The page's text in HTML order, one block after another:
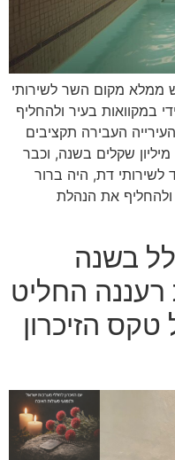
ממלא מקום השר לשירותי
במקוואות בעיר ולהחליף
העבירה תקציבים
משמעותיים למועצה, בהיקף של כ-5 מיליון שקלים בשנה, וכבר
דת, היה ברור
ולהחליף את הנהלת
בשנה
החליט
הזיכרון